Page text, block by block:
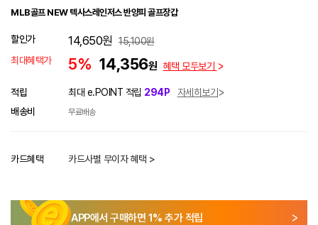
MLB골프 NEW 텍사스레인저스 반양피 골프장갑
할인가 14,650원 15,100원
최대혜택가
5% 14,356원 혜택 모두보기
적립 최대 e.POINT 적립 294P
자세히보기
배송비
무료배송
카드혜택 카드사별 무이자 혜택 >
APP에서 구매하면 1% 추가 적립